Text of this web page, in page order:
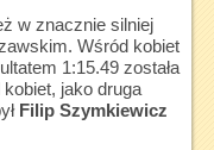
w znacznie silniej
Wśród kobiet
1:15.49 została
jako druga
Filip Szymkiewicz